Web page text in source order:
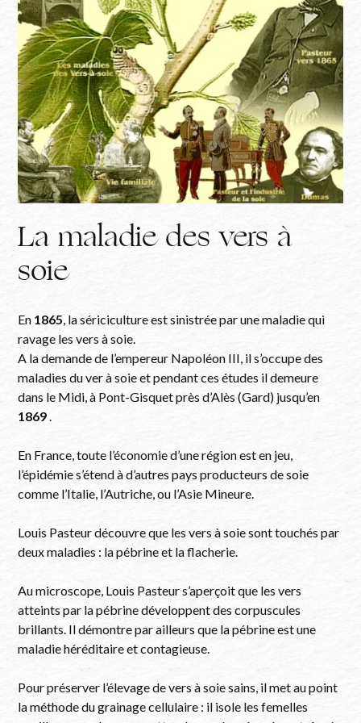
La maladie des vers à
soie
En 1865, la sériciculture est sinistrée par une maladie qui
ravage les vers à soie.
A la demande de l’empereur Napoléon III, il s’occupe des
maladies du ver à soie et pendant ces études il demeure
dans le Midi, à Pont-Gisquet près d’Alès (Gard) jusqu’en
1869.
En France, toute l’économie d’une région est en jeu,
l’épidémie s’étend à d’autres pays producteurs de soie
comme l’Italie, l’Autriche, ou l’Asie Mineure.
Louis Pasteur découvre que les vers à soie sont touchés par
deux maladies : la pébrine et la flacherie.
Au microscope, Louis Pasteur s’aperçoit que les vers
atteints par la pébrine développent des corpuscules
brillants. Il démontre par ailleurs que la pébrine est une
maladie héréditaire et contagieuse.
Pour préserver l’élevage de vers à soie sains, il met au point
la méthode du grainage cellulaire : il isole les femelles